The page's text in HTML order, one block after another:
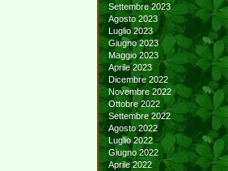
Settembre 2023
Agosto 2023
Luglio 2023
Giugno 2023
Maggio 2023
Aprile 2023
Dicembre 2022
Novembre 2022
Ottobre 2022
Settembre 2022
Agosto 2022
Luglio 2022
Giugno 2022
Aprile 2022